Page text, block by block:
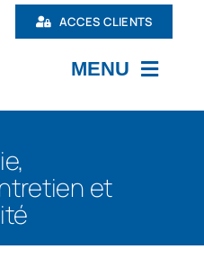
ACCES CLIENTS
MENU
et